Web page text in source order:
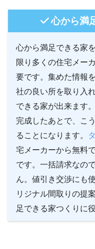
心から満
心から満足できる家
限り多くの住宅メー
要です。集めた情報
社の良い所を取り入
できる家が出来ます
完成したあとで、こ
ることになります。
宅メーカーから無料
です。一括請求なの
ん。値引き交渉にも
リジナル間取りの提
足できる家つくりに